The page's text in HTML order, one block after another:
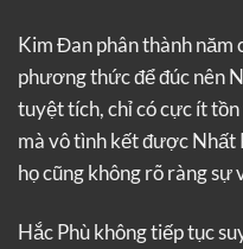
Kim Đan phân thành năm
phương thức để đúc nên
tuyệt tích, chỉ có cực ít
mà vô tình kết được Nhất
họ cũng không rõ ràng
Hắc Phù không tiếp tục